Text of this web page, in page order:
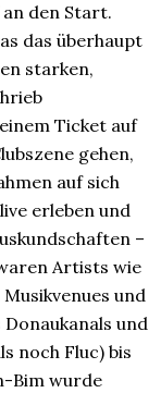
den Start.
das überhaupt
starken,
Ticket auf
gehen,
auf sich
erleben und
–
Artists wie
und
und
noch Fluc) bis
Bim wurde